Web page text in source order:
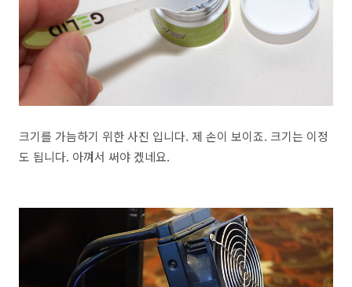
크기를 가늠하기 위한 사진 입니다. 제 손이 보이죠. 크기는 이정
도 됩니다. 아껴서 써야 겠네요.